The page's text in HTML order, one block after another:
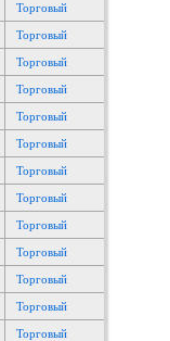
Торговый
Торговый
Торговый
Торговый
Торговый
Торговый
Торговый
Торговый
Торговый
Торговый
Торговый
Торговый
Торговый